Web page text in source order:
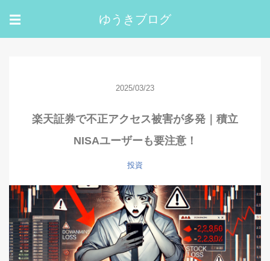
☰ ゆうきブログ
2025/03/23
楽天証券で不正アクセス被害が多発｜積立
NISAユーザーも要注意！
投資